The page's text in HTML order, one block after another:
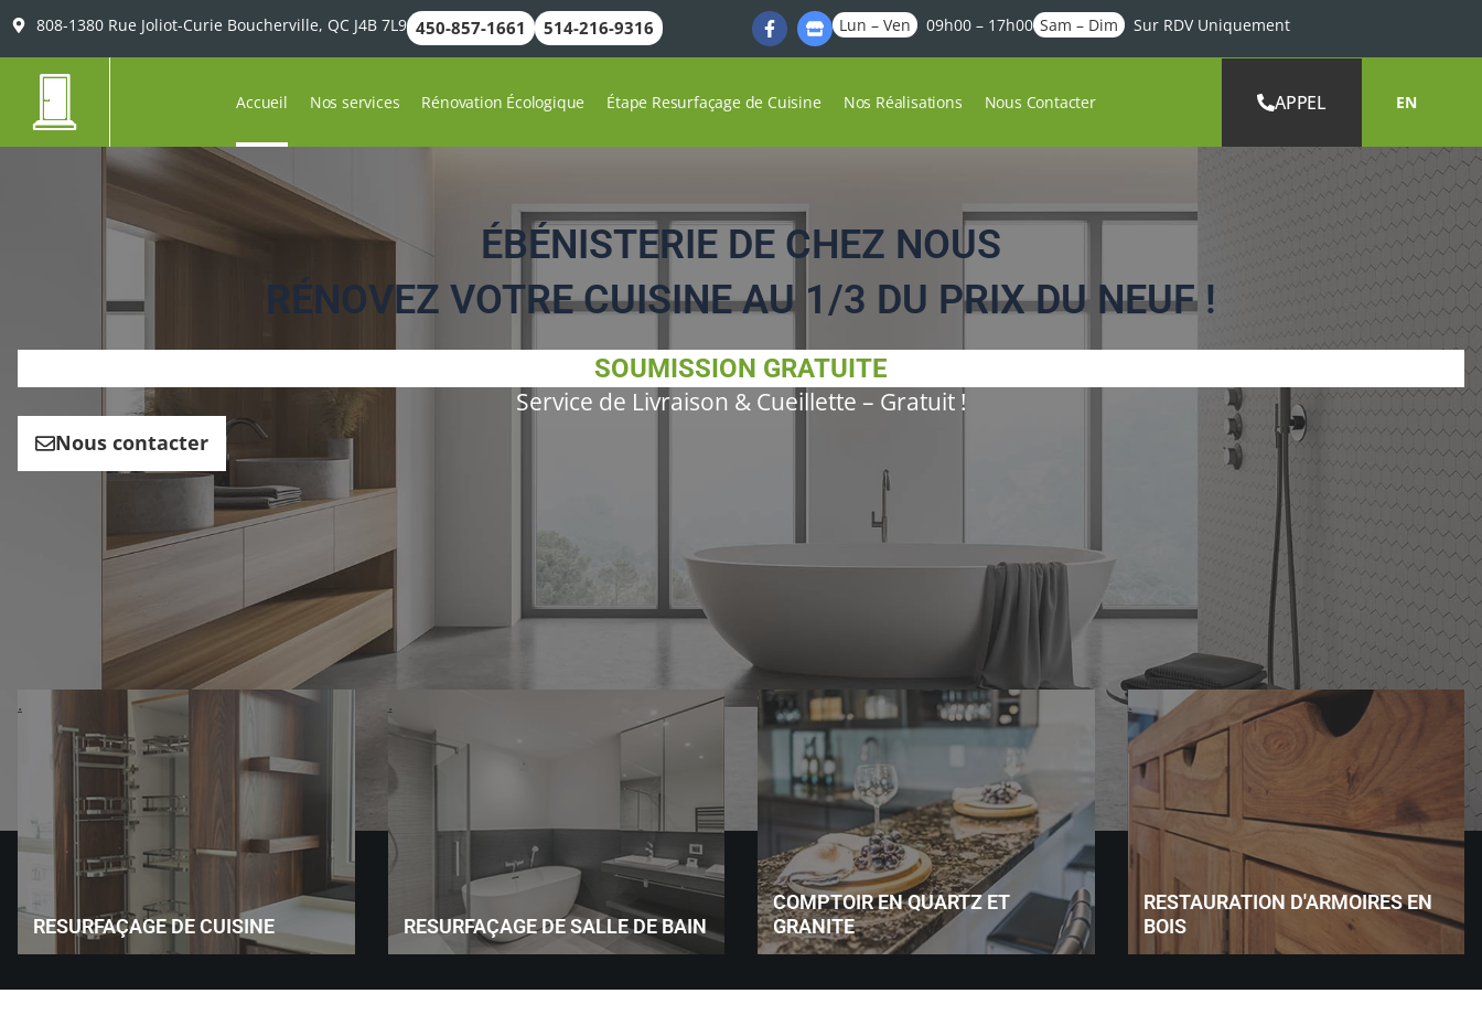
Aller
contenu
808-1380 Rue Joliot-Curie Boucherville, QC J4B 7L9 450-857-1661 514-216-9316
F
a
c
o
k
S
t
o
Lun – Ven 09h00 – 17h00 Sam – Dim Sur RDV Uniquement
Accueil Nos services Rénovation Écologique Étape Resurfaçage de Cuisine Nos Réalisations Nous Contacter APPEL EN
ÉBÉNISTERIE DE CHEZ NOUS
RÉNOVEZ VOTRE CUISINE AU 1/3 DU PRIX DU NEUF !
SOUMISSION GRATUITE
Service de Livraison & Cueillette – Gratuit !
Nous contacter
.
RESURFAÇAGE DE CUISINE
.
RESURFAÇAGE DE SALLE DE BAIN
.
COMPTOIR EN QUARTZ ET
GRANITE
.
RESTAURATION D'ARMOIRES EN
BOIS